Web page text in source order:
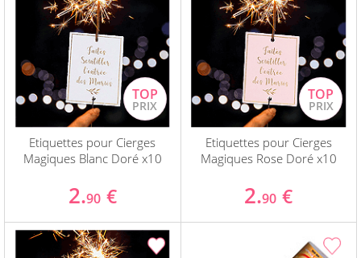
Etiquettes pour Cierges
Magiques Blanc Doré x10
2.90 €
Etiquettes pour Cierges
Magiques Rose Doré x10
2.90 €